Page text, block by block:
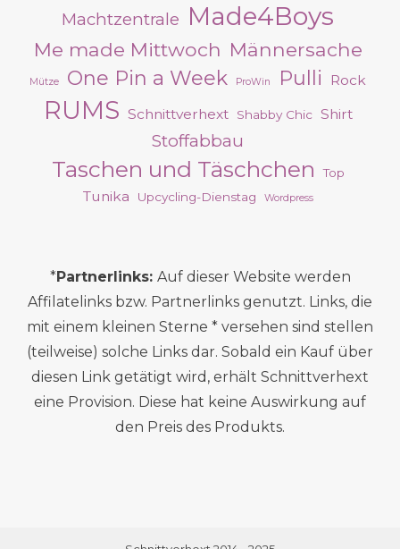
Machtzentrale Made4Boys
Me made Mittwoch Männersache
Mütze One Pin a Week ProWin Pulli Rock
RUMS Schnittverhext Shabby Chic Shirt
Stoffabbau
Taschen und Täschchen Top
Tunika Upcycling-Dienstag Wordpress
*Partnerlinks: Auf dieser Website werden
Affilatelinks bzw. Partnerlinks genutzt. Links, die
mit einem kleinen Sterne * versehen sind stellen
(teilweise) solche Links dar. Sobald ein Kauf über
diesen Link getätigt wird, erhält Schnittverhext
eine Provision. Diese hat keine Auswirkung auf
den Preis des Produkts.